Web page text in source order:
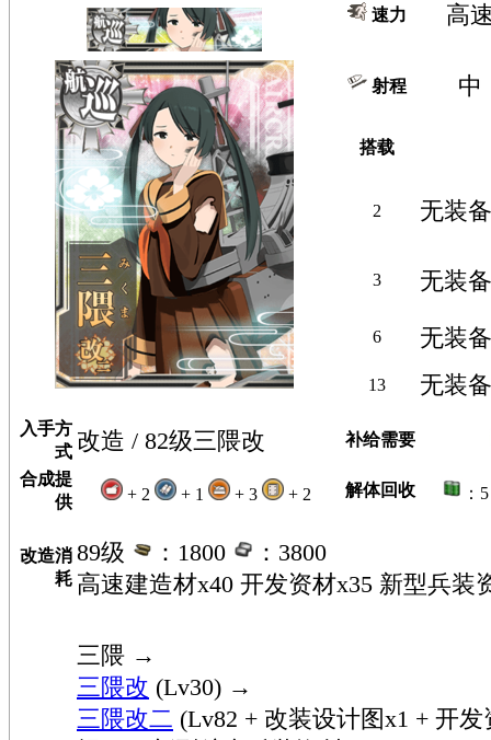
速力 高
射程 中
搭载
2 无装备
3 无装备
6 无装备
13 无装备
入手方
式 改造 / 82级三隈改 补给需要
合成提
供
+ 2 + 1 + 3 + 2 解体回收 ：
改造消
耗
89级 ：1800
：3800
高速建造材x40 开发资材x35 新型兵装
三隈 →
三隈改 (Lv30) →
三隈改二 (Lv82 + 改装设计图x1 + 开